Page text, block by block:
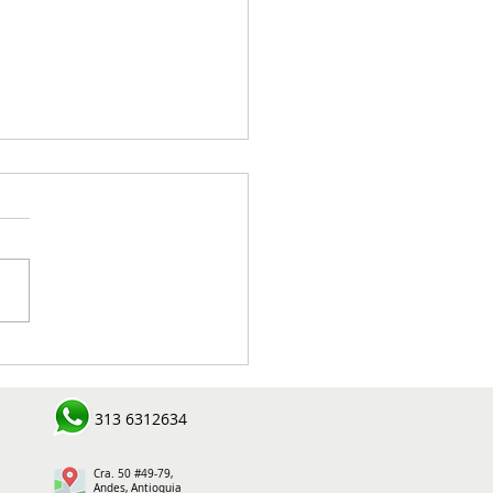
en el Suroeste
313 6312634
Cra. 50 #49-79,
Andes, Antioquia